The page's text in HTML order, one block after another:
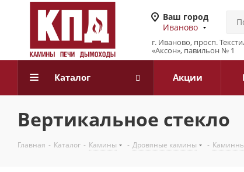
Ваш город
Иваново
г. Иваново, просп.
«Аксон», павильон № 1
Каталог Акции
Вертикальное стекло
Главная - Каталог - Камины - Дровяные камины -